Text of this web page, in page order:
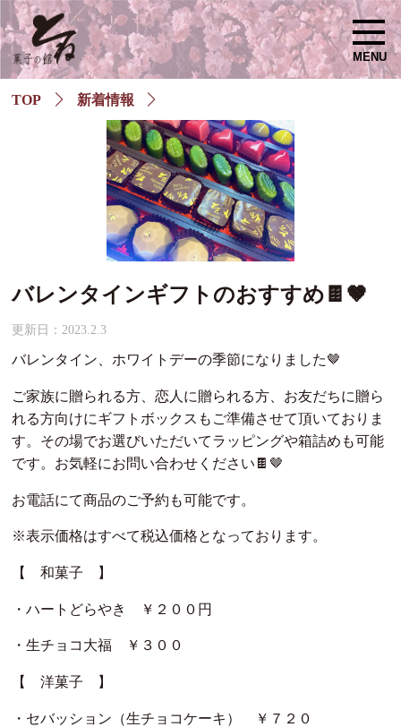
MENU
TOP 新着情報
バレンタインギフトのおすすめ🍫🤎
更新日：2023.2.3
バレンタイン、ホワイトデーの季節になりました🤎
ご家族に贈られる方、恋人に贈られる方、お友だちに贈ら
れる方向けにギフトボックスもご準備させて頂いておりま
す。その場でお選びいただいてラッピングや箱詰めも可能
です。お気軽にお問い合わせください🍫🤎
お電話にて商品のご予約も可能です。
※表示価格はすべて税込価格となっております。
【 和菓子 】
・ハートどらやき ￥２００円
・生チョコ大福 ￥３００
【 洋菓子 】
・セバッション（生チョコケーキ） ￥７２０